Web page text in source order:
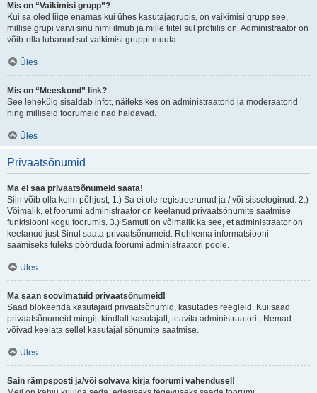
Mis on “Vaikimisi grupp”?
Kui sa oled liige enamas kui ühes kasutajagrupis, on vaikimisi grupp see,
millise grupi värvi sinu nimi ilmub ja mille tiitel sul profiilis on. Administraator on
võib-olla lubanud sul vaikimisi gruppi muuta.
Üles
Mis on “Meeskond” link?
See lehekülg sisaldab infot, näiteks kes on administraatorid ja moderaatorid
ning milliseid foorumeid nad haldavad.
Üles
Privaatsõnumid
Ma ei saa privaatsõnumeid saata!
Siin võib olla kolm põhjust; 1.) Sa ei ole registreerunud ja / või sisseloginud. 2.)
Võimalik, et foorumi administraator on keelanud privaatsõnumite saatmise
funktsiooni kogu foorumis. 3.) Samuti on võimalik ka see, et administraator on
keelanud just Sinul saata privaatsõnumeid. Rohkema informatsiooni
saamiseks tuleks pöörduda foorumi administraatori poole.
Üles
Ma saan soovimatuid privaatsõnumeid!
Saad blokeerida kasutajaid privaatsõnumid, kasutades reegleid. Kui saad
privaatsõnumeid mingilt kindlalt kasutajalt, teavita administraatorit; Nemad
võivad keelata sellel kasutajal sõnumite saatmise.
Üles
Sain rämpsposti ja/või solvava kirja foorumi vahendusel!